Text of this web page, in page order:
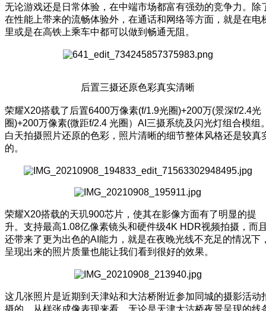
无论游戏还是日常体验，在中端市场都富有强劲的竞争力。除
在性能上带来的流畅体验外，在通话和网络等方面，就是在电
里或是在高铁上乘车中都可以做到畅通无阻。
后置三摄还原色彩真实清晰
荣耀X20搭载了后置6400万像素(f/1.9光圈)+200万(景深f/2.4光
圈)+200万像素(微距f/2.4 光圈）AI三摄系统及闪光灯组合模组
白天拍摄照片还原的色彩，照片清晰的细节整体风格还是较真
的。
荣耀X20搭载的天玑900芯片，使其在影像方面有了明显的提
升。支持最高1.08亿像素镜头和硬件级4K HDR视频拍摄，而
还带来了更为出色的AI能力，就是在夜晚光线不充足的情况下
呈现出来的照片质量也能让我们看到很好的效果。
这几张照片是近期到天津站和大沽桥附近参加同城的摄影活动
摄的，从样张成像表现来看，无论是天津大沽桥夜景呈现的线